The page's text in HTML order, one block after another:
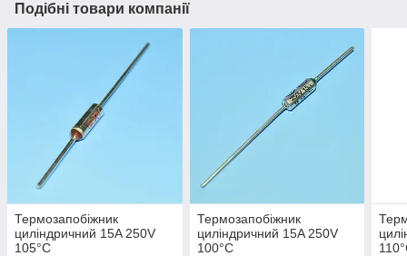
Подібні товари компанії
Термозапобіжник
циліндричний 15A 250V
105°C
Термозапобіжник
циліндричний 15A 250V
100°C